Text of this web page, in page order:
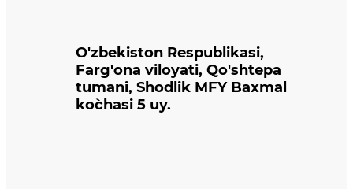
O'zbekiston Respublikasi,
Farg'ona viloyati, Qo'shtepa
tumani, Shodlik MFY Baxmal
ko`chasi 5 uy.